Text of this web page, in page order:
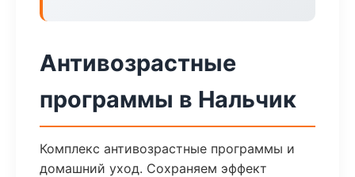
Антивозрастные
программы в Нальчик
Комплекс антивозрастные программы и
домашний уход. Сохраняем эффект